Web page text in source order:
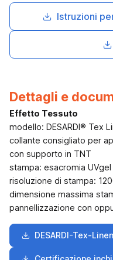
Istruzioni
Dettagli e
Effetto Tessuto
modello: DESARDI® Tex
collante consigliato per
con supporto in TNT
stampa: esacromia UVgel
risoluzione di stampa:
dimensione massima
pannellizzazione con
DESARDI-Tex-